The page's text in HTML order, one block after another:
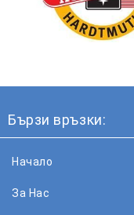
Бързи връзки:
Начало
За Нас